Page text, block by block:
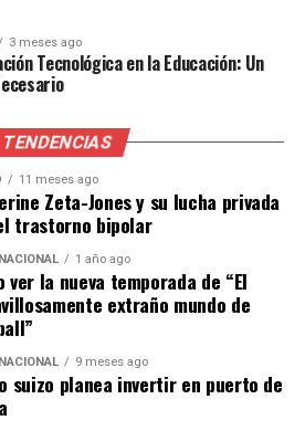
asistentes fue algo que Ana
«Sentir la energía de
que no olvidaré jamás. Estoy
por esta oportunidad»,
sino que también
popularidad a nivel
y
en el mundo de la música. Con
reproducciones en Spotify para
la cantante sigue rompiendo
3 meses ago
Tecnológica en la Educación: Un
TENDENCIAS
11 meses ago
Zeta-Jones y su lucha privada
trastorno bipolar
1 año ago
ver la nueva temporada de “El
extraño mundo de
9 meses ago
suizo planea invertir en puerto de